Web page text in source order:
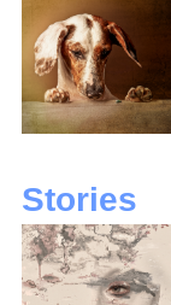
Stories